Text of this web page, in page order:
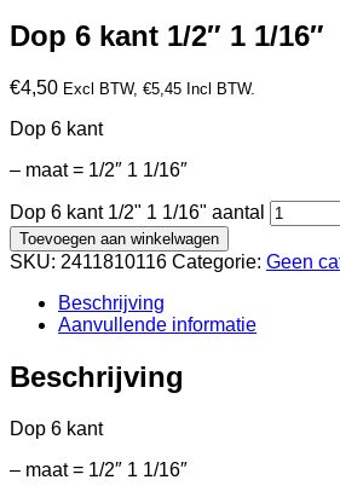
Dop 6 kant 1/2″ 1 1/16″
€4,50 Excl BTW, €5,45 Incl BTW.
Dop 6 kant
– maat = 1/2″ 1 1/16″
Dop 6 kant 1/2" 1 1/16" aantal
Toevoegen aan winkelwagen
SKU: 2411810116 Categorie: Geen
Beschrijving
Aanvullende informatie
Beschrijving
Dop 6 kant
– maat = 1/2″ 1 1/16″